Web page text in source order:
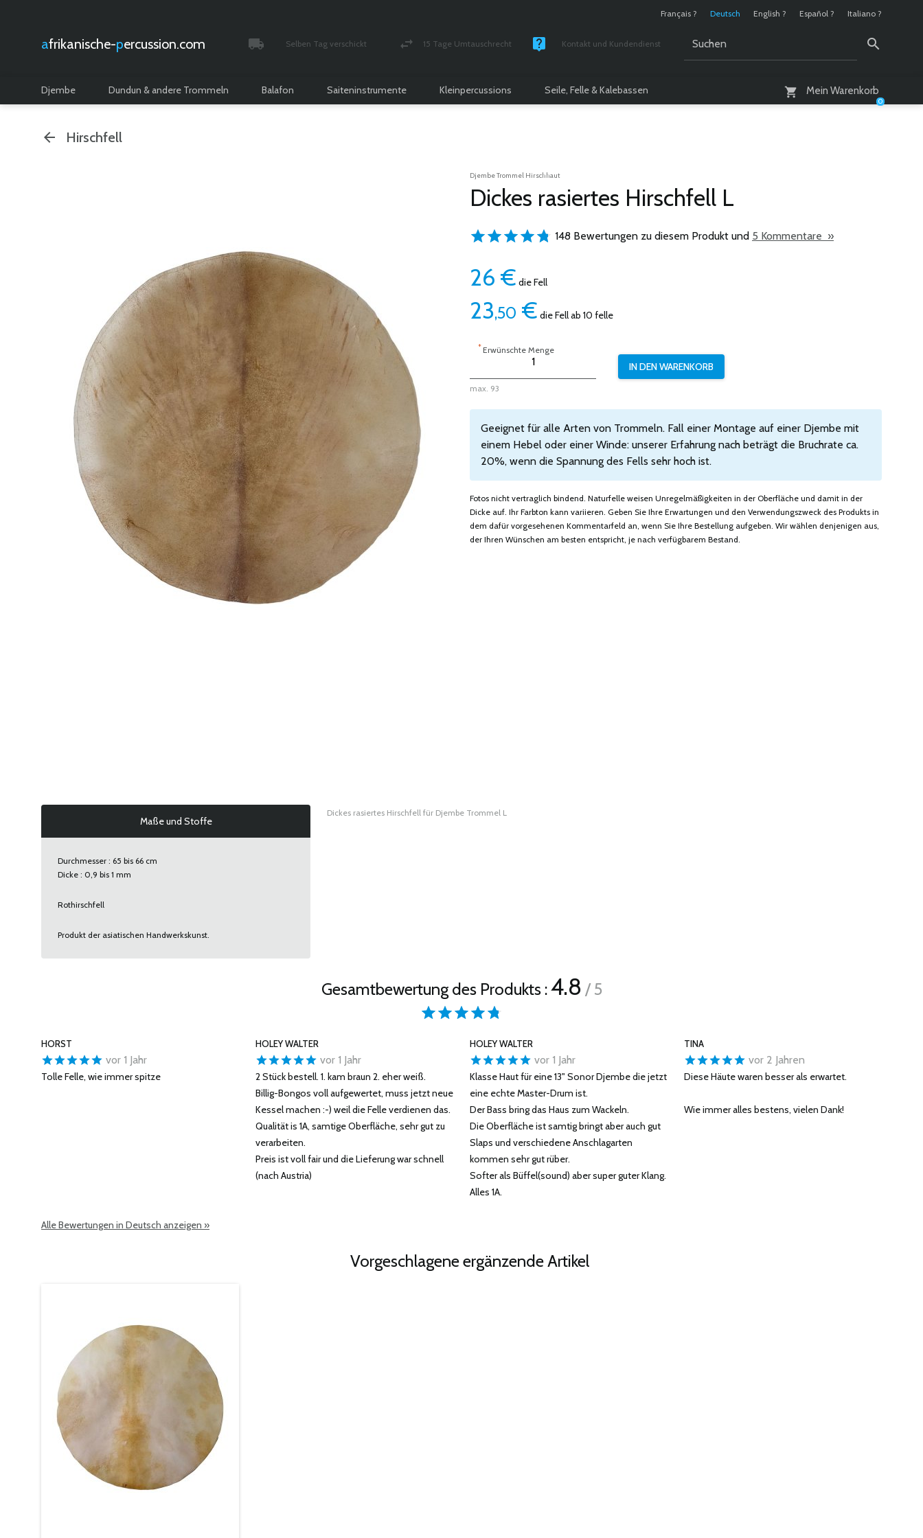
Français ? Deutsch English ? Español ? Italiano ?
afrikanische- percussion.com Selben Tag verschickt 15 Tage Umtauschrecht Kontakt und Kundendienst
Mein Warenkorb
0
Djembe Dundun & andere Trommeln Balafon Saiteninstrumente Kleinpercussions Seile, Felle & Kalebassen
Hirschfell
Djembe Trommel Hirschhaut
Dickes rasiertes Hirschfell L
148 Bewertungen zu diesem Produkt und 5 Kommentare »
26 € die Fell
23,50 € die Fell ab 10 felle
*Erwünschte Menge
max. 93
Geeignet für alle Arten von Trommeln. Fall einer Montage auf einer Djembe mit
einem Hebel oder einer Winde: unserer Erfahrung nach beträgt die Bruchrate ca.
20%, wenn die Spannung des Fells sehr hoch ist.
Fotos nicht vertraglich bindend. Naturfelle weisen Unregelmäßigkeiten in der Oberfläche und damit in der
Dicke auf. Ihr Farbton kann variieren. Geben Sie Ihre Erwartungen und den Verwendungszweck des Produkts in
dem dafür vorgesehenen Kommentarfeld an, wenn Sie Ihre Bestellung aufgeben. Wir wählen denjenigen aus,
der Ihren Wünschen am besten entspricht, je nach verfügbarem Bestand.
Maße und Stoffe
Durchmesser : 65 bis 66 cm
Dicke : 0,9 bis 1 mm
Rothirschfell
Produkt der asiatischen Handwerkskunst.
Dickes rasiertes Hirschfell für Djembe Trommel L
Gesamtbewertung des Produkts :4.8 / 5
HORST
vor 1 Jahr
Tolle Felle, wie immer spitze
HOLEY WALTER
vor 1 Jahr
2 Stück bestell. 1. kam braun 2. eher weiß.
Billig-Bongos voll aufgewertet, muss jetzt neue
Kessel machen :-) weil die Felle verdienen das.
Qualität is 1A, samtige Oberfläche, sehr gut zu
verarbeiten.
Preis ist voll fair und die Lieferung war schnell
(nach Austria)
HOLEY WALTER
vor 1 Jahr
Klasse Haut für eine 13" Sonor Djembe die jetzt
eine echte Master-Drum ist.
Der Bass bring das Haus zum Wackeln.
Die Oberfläche ist samtig bringt aber auch gut
Slaps und verschiedene Anschlagarten
kommen sehr gut rüber.
Softer als Büffel(sound) aber super guter Klang.
Alles 1A.
TINA
vor 2 Jahren
Diese Häute waren besser als erwartet.
Wie immer alles bestens, vielen Dank!
Alle Bewertungen in Deutsch anzeigen »
Vorgeschlagene ergänzende Artikel